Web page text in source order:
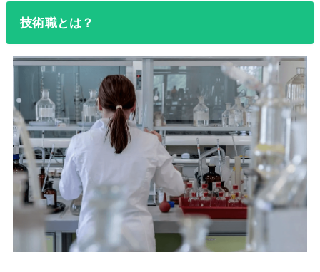
技術職とは？